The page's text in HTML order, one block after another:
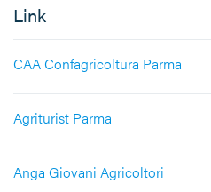
Link
CAA Confagricoltura Parma
Agriturist Parma
Anga Giovani Agricoltori